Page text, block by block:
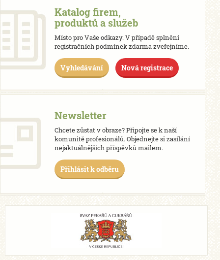
Katalog firem,
produktů a služeb
Místo pro Vaše odkazy. V případě splnění
registračních podmínek zdarma zveřejníme.
Vyhledávání Nová registrace
Newsletter
Chcete zůstat v obraze? Připojte se k naší
komunitě profesionálů. Objednejte si zasílání
nejaktuálnějších příspěvků mailem.
Přihlásit k odběru